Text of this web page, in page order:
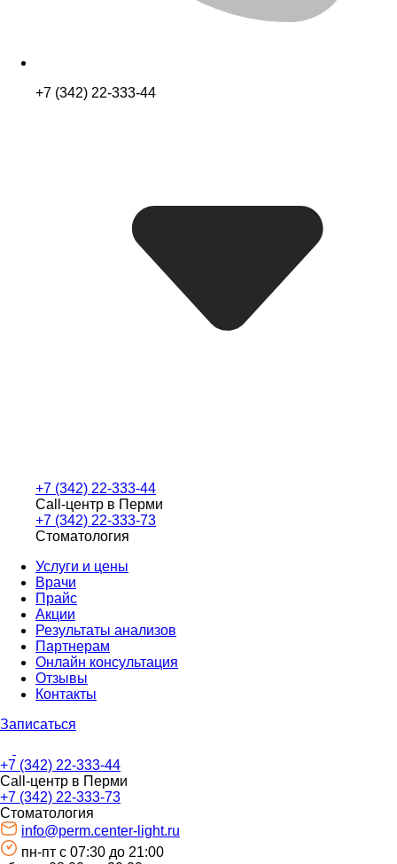
+7 (342) 22-333-44
+7 (342) 22-333-44
Call-центр в Перми
+7 (342) 22-333-73
Стоматология
Услуги и цены
Врачи
Прайс
Акции
Результаты анализов
Партнерам
Онлайн консультация
Отзывы
Контакты
Записаться
+7 (342) 22-333-44
Call-центр в Перми
+7 (342) 22-333-73
Стоматология
info@perm.center-light.ru
пн-пт c 07:30 до 21:00